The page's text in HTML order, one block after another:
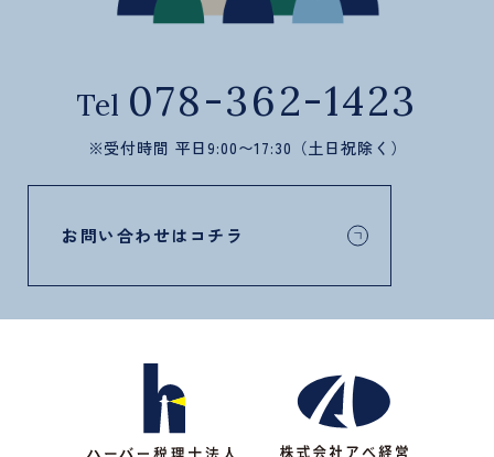
Tel 078-362-1423
※受付時間 平日9:00〜17:30（土日祝除く）
お問い合わせはコチラ